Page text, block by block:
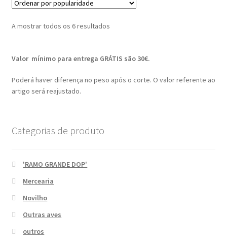
A mostrar todos os 6 resultados
Valor mínimo para entrega GRÁTIS são 30€.
Poderá haver diferença no peso após o corte. O valor referente ao
artigo será reajustado.
Categorias de produto
'RAMO GRANDE DOP'
Mercearia
Novilho
Outras aves
outros